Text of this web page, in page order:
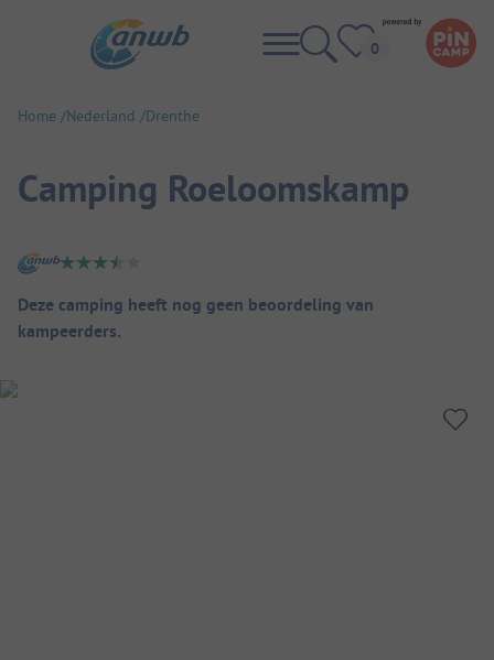
Home Nederland Drenthe
Camping Roeloomskamp
Camping overzicht
Deze camping heeft nog geen beoordeling van
kampeerders.